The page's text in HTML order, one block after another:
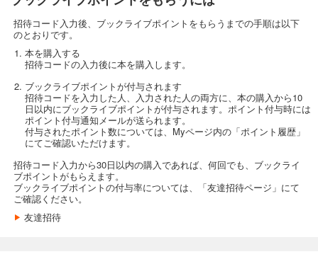
招待コード入力後、ブックライブポイントをもらうまでの手順は以下
のとおりです。
本を購入する
招待コードの入力後に本を購入します。
ブックライブポイントが付与されます
招待コードを入力した人、入力された人の両方に、本の購入から10
日以内にブックライブポイントが付与されます。ポイント付与時には
ポイント付与通知メールが送られます。
付与されたポイント数については、Myページ内の「ポイント履歴」
にてご確認いただけます。
招待コード入力から30日以内の購入であれば、何回でも、ブックライ
ブポイントがもらえます。
ブックライブポイントの付与率については、「友達招待ページ」にて
ご確認ください。
友達招待